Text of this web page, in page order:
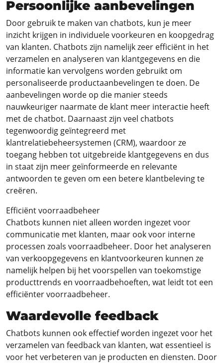
Persoonlijke aanbevelingen
Door gebruik te maken van chatbots, kun je meer
inzicht krijgen in individuele voorkeuren en koopgedrag
van klanten. Chatbots zijn namelijk zeer efficiënt in het
verzamelen en analyseren van klantgegevens en die
informatie kan vervolgens worden gebruikt om
personaliseerde productaanbevelingen te doen. De
aanbevelingen worde op die manier steeds
nauwkeuriger naarmate de klant meer interactie heeft
met de chatbot. Daarnaast zijn veel chatbots
tegenwoordig geïntegreerd met
klantrelatiebeheersystemen (CRM), waardoor ze
toegang hebben tot uitgebreide klantgegevens en dus
in staat zijn meer geïnformeerde en relevante
antwoorden te geven om een betere klantbeleving te
creëren.
Efficiënt voorraadbeheer
Chatbots kunnen niet alleen worden ingezet voor
communicatie met klanten, maar ook voor interne
processen zoals voorraadbeheer. Door het analyseren
van verkoopgegevens en klantvoorkeuren kunnen ze
namelijk helpen bij het voorspellen van toekomstige
producttrends en voorraadbehoeften, wat leidt tot een
efficiënter voorraadbeheer.
Waardevolle feedback
Chatbots kunnen ook effectief worden ingezet voor het
verzamelen van feedback van klanten, wat essentieel is
voor het verbeteren van je producten en diensten. Door